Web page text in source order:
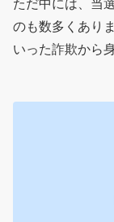
ただ中には、当
のも数多くあり
いった詐欺から